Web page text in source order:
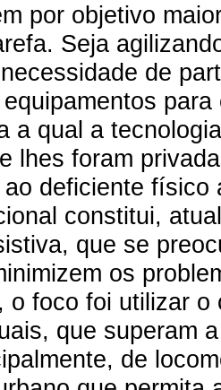
por objetivo
Seja
de
a qual a
lhes foram
deficiente físico
constitui,
que se
os
o foco foi utilizar
que superam
de